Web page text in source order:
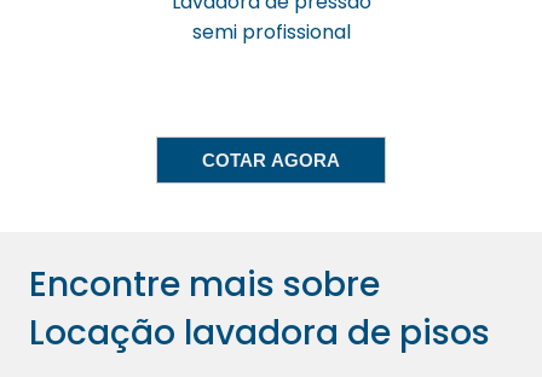
manutenção preventiva, que minimiza
se concentrar nas operações da sua empresa
sem interrupções inesperadas na limpeza.
SUSTENTABILIDADE
A preocupação com o meio ambiente é uma
semi profissional
COTAR AGORA
Encontre mais sobre
Locação lavadora de pisos